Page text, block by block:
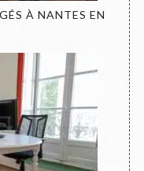
À NANTES EN